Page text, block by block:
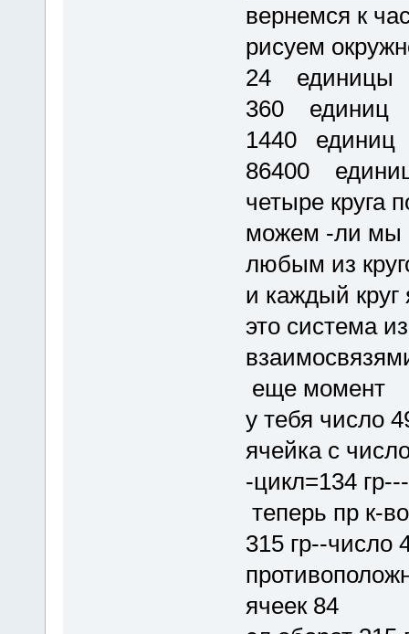
вернемся к
рисуем
24 единицы
360 единиц
1440 единиц
86400
четыре круга
можем -ли мы
любым из
и каждый круг
это система
еще момент
у тебя число
ячейка с
-цикл=134
теперь пр к-
315 гр--
ячеек 84